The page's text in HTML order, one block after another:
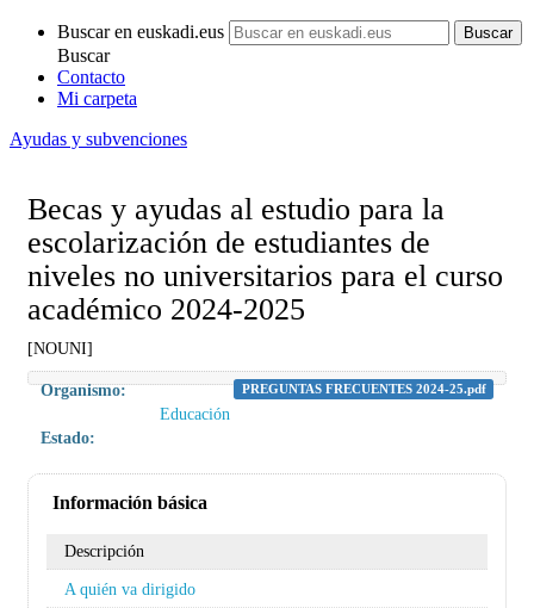
Buscar en euskadi.eus
Buscar
Contacto
Mi carpeta
Ayudas y subvenciones
Becas y ayudas al estudio para la
escolarización de estudiantes de
niveles no universitarios para el curso
académico 2024-2025
[NOUNI]
Organismo:
Educación
Estado:
PREGUNTAS FRECUENTES 2024-25.pdf
Información básica
Descripción
A quién va dirigido